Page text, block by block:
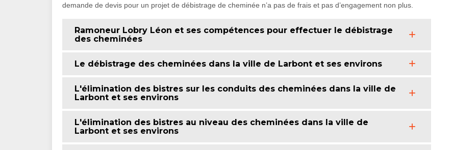
demande de devis pour un projet de débistrage de cheminée n’a pas de frais et pas d’engagement non plus.
Ramoneur Lobry Léon et ses compétences pour effectuer le débistrage
des cheminées
Le débistrage des cheminées dans la ville de Larbont et ses environs
L'élimination des bistres sur les conduits des cheminées dans la ville de
Larbont et ses environs
L'élimination des bistres au niveau des cheminées dans la ville de
Larbont et ses environs